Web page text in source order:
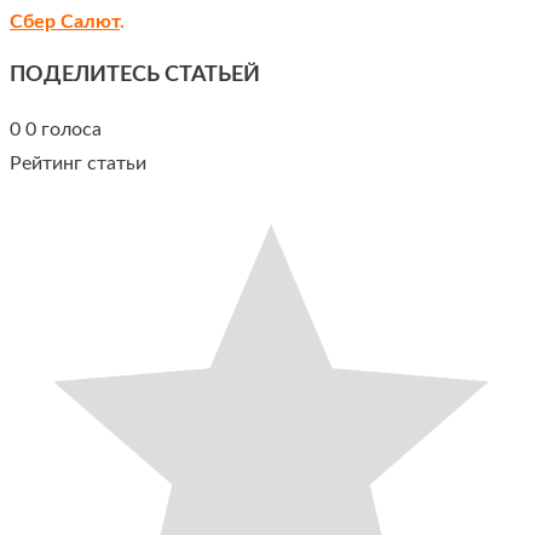
Сбер Салют.
ПОДЕЛИТЕСЬ СТАТЬЕЙ
0 0 голоса
Рейтинг статьи